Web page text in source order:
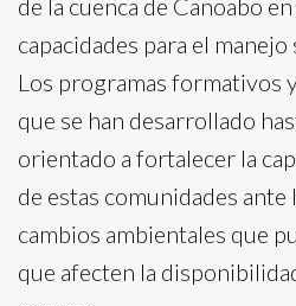
de la cuenca de Canoabo
capacidades para el
Los programas formativos
que se han desarrollado
orientado a fortalecer la
de estas comunidades ante
cambios ambientales que
que afecten la